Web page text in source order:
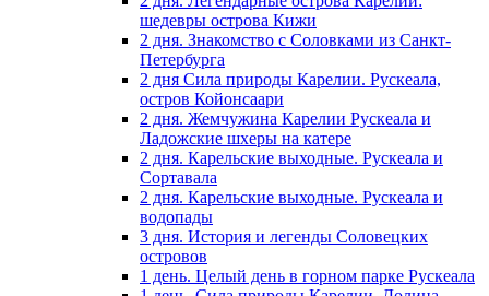
шедевры острова Кижи
2 дня. Знакомство с Соловками из Санкт-
Петербурга
2 дня Сила природы Карелии. Рускеала,
остров Койонсаари
2 дня. Жемчужина Карелии Рускеала и
Ладожские шхеры на катере
2 дня. Карельские выходные. Рускеала и
Сортавала
2 дня. Карельские выходные. Рускеала и
водопады
3 дня. История и легенды Соловецких
островов
1 день. Целый день в горном парке Рускеала